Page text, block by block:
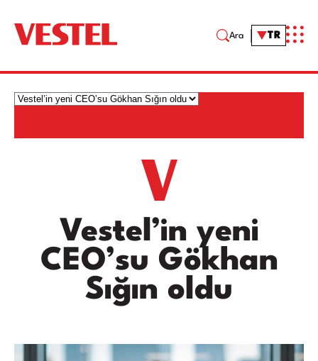
Ara TR
Vestel’in yeni
CEO’su Gökhan
Sığın oldu